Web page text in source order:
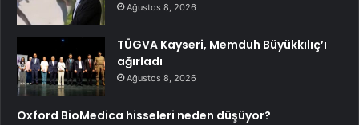
Ağustos 8, 2026
TÜGVA Kayseri, Memduh Büyükkılıç’ı
ağırladı
Ağustos 8, 2026
Oxford BioMedica hisseleri neden düşüyor?